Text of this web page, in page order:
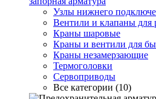
Узлы нижнего
Вентили и клапаны для
Краны шаровые
Краны и вентили для
Краны незамерзающие
Термоголовки
Сервоприводы
Все категории (10)